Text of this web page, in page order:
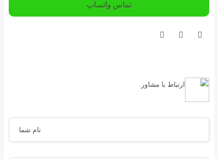
تماس واتساپ
ارتباط با مشاور